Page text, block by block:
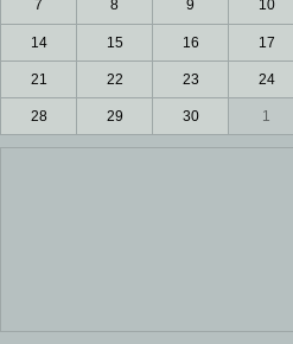
7 8 9 10
14 15 16 17
21 22 23 24
28 29 30 1